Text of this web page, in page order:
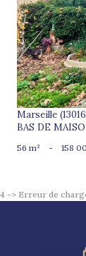
Marseille
BAS DE
56 m² - 158
4 -> Erreur de